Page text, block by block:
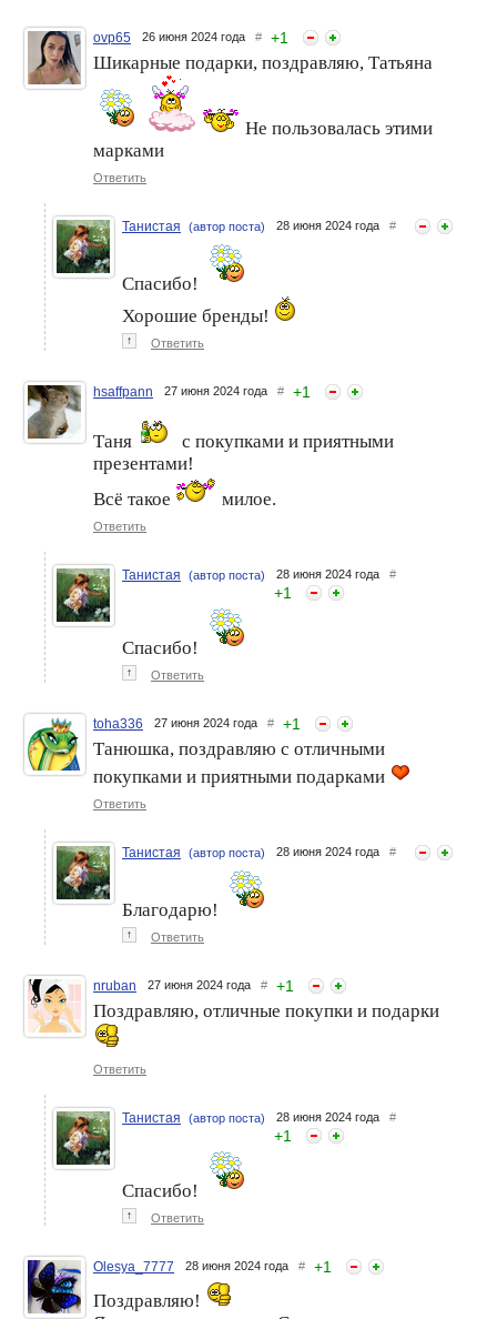
ovp65 26 июня 2024 года # +1
Шикарные подарки, поздравляю, Татьяна
Не пользовалась этими
марками
Ответить
Танистая (автор поста) 28 июня 2024 года #
Спасибо!
Хорошие бренды!
↑ Ответить
hsaffpann 27 июня 2024 года # +1
Таня
с покупками и приятными
презентами!
Всё такое
милое.
Ответить
Танистая (автор поста) 28 июня 2024 года #
+1
Спасибо!
↑ Ответить
toha336 27 июня 2024 года # +1
Танюшка, поздравляю с отличными
покупками и приятными подарками
Ответить
Танистая (автор поста) 28 июня 2024 года #
Благодарю!
↑ Ответить
nruban 27 июня 2024 года # +1
Поздравляю, отличные покупки и подарки
Ответить
Танистая (автор поста) 28 июня 2024 года #
+1
Спасибо!
↑ Ответить
Olesya_7777 28 июня 2024 года # +1
Поздравляю!